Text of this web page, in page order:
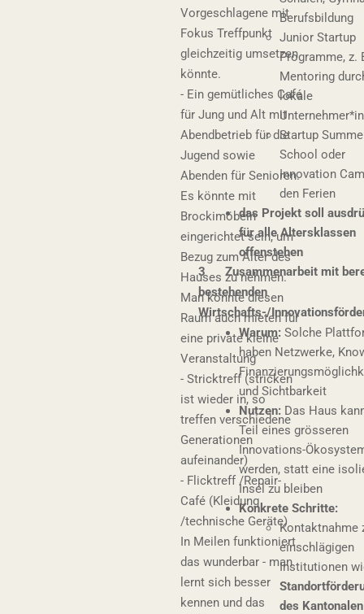
Berufsbildung
Junior Startup
Programme, z.
Mentoring
lokale
Startup
School oder
Innovation
den Ferien
das Projekt soll
für alle Altersklassen
offenstehen
3 Zusammenarbeit mit
bestehenden
Wirtschafts-/
Warum:Solche
haben Netzwerke,
und Sichtbarkeit
Nutzen:Das Haus
Teil eines grösseren
Innovations-
werden, statt eine
Insel zu bleiben
Konkrete Schritte:
Kontaktnahme
einschlägigen
Institutionen
des
Vorgeschlagene mit
Fokus Treffpunkt
gleichzeitig umsetzen
könnte.
- Ein gemütliches Café
für Jung und Alt mit
Abendbetrieb für die
Jugend sowie
Abenden für Senioren.
Es könnte mit
Brockimöbeln
eingerichtet sein, um
Bezug zum Alter des
Hauses zu nehmen.
Man könnte diesen
Raum auch mieten für
eine private kleine
Veranstaltung
- Stricktreff (stricken
ist wieder in, so
treffen verschiedene
Generationen
aufeinander)
- Flicktreff /Repair-
Café (Kleidung
/technische Geräte)
In Meilen funktioniert
das wunderbar - man
lernt sich besser
kennen und das